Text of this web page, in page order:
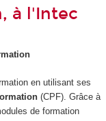
à l'Intec
en utilisant ses
(CPF). Grâce à
de formation